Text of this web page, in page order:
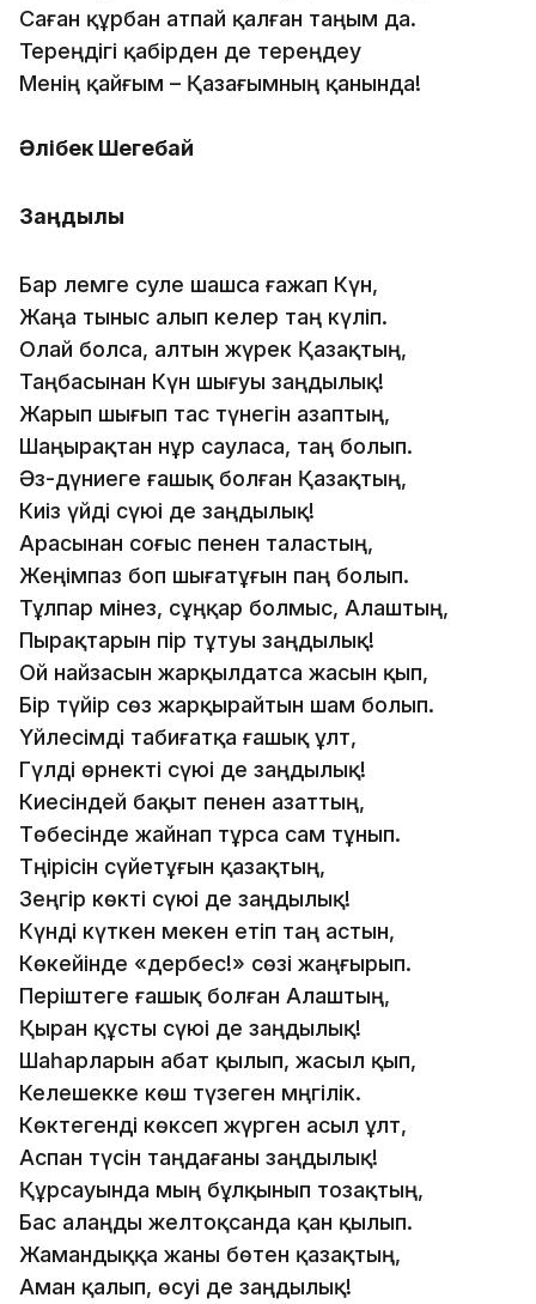
Саған құрбан атпай қалған таңым да.
Тереңдігі қабірден де тереңдеу
Менің қайғым – Қазағымның қанында!
Әлібек Шегебай
Заңдылық
Бар әлемге сәуле шашса ғажап Күн,
Жаңа тыныс алып келер таң күліп.
Олай болса, алтын жүрек Қазақтың,
Таңбасынан Күн шығуы заңдылық!
Жарып шығып тас түнегін азаптың,
Шаңырақтан нұр сауласа, таң болып.
Әз-дүниеге ғашық болған Қазақтың,
Киіз үйді сүюі де заңдылық!
Арасынан соғыс пенен таластың,
Жеңімпаз боп шығатұғын паң болып.
Тұлпар мінез, сұңқар болмыс, Алаштың,
Пырақтарын пір тұтуы заңдылық!
Ой найзасын жарқылдатса жасын қып,
Бір түйір сөз жарқырайтын шам болып.
Үйлесімді табиғатқа ғашық ұлт,
Гүлді өрнекті сүюі де заңдылық!
Киесіндей бақыт пенен азаттың,
Төбесінде жайнап тұрса сам тұнып.
Тәңірісін сүйетұғын қазақтың,
Зеңгір көкті сүюі де заңдылық!
Күнді күткен мекен етіп таң астын,
Көкейінде «дербес!» сөзі жаңғырып.
Періштеге ғашық болған Алаштың,
Қыран құсты сүюі де заңдылық!
Шаһарларын абат қылып, жасыл қып,
Келешекке көш түзеген мәңгілік.
Көктегенді көксеп жүрген асыл ұлт,
Аспан түсін таңдағаны заңдылық!
Құрсауында мың бұлқынып тозақтың,
Бас алаңды желтоқсанда қан қылып.
Жамандыққа жаны бөтен қазақтың,
Аман қалып, өсуі де заңдылық!